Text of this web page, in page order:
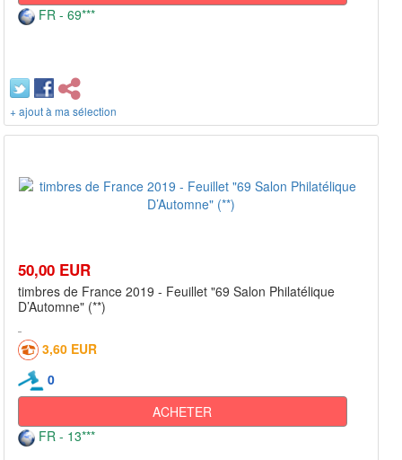
FR - 69***
+ ajout à ma sélection
50,00 EUR
timbres de France 2019 - Feuillet "69 Salon Philatélique
D’Automne" (**)
3,60 EUR
0
ACHETER
FR - 13***